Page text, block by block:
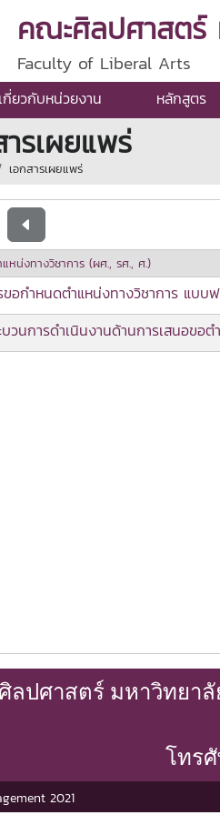
คณะศิลปศาสตร์
Faculty of Liberal Arts
เกี่ยวกับหน่วยงาน หลักสูตร
ารเผยแพร่
เอกสารเผยแพร่
หน่งทางวิชาการ (ผศ., รศ., ศ.)
ขอกำหนดตำแหน่งทางวิชาการ แบบ
บวนการดำเนินงานด้านการเสนอขอ
ปศาสตร์ มหาวิทยาลั
โทรศั
2021